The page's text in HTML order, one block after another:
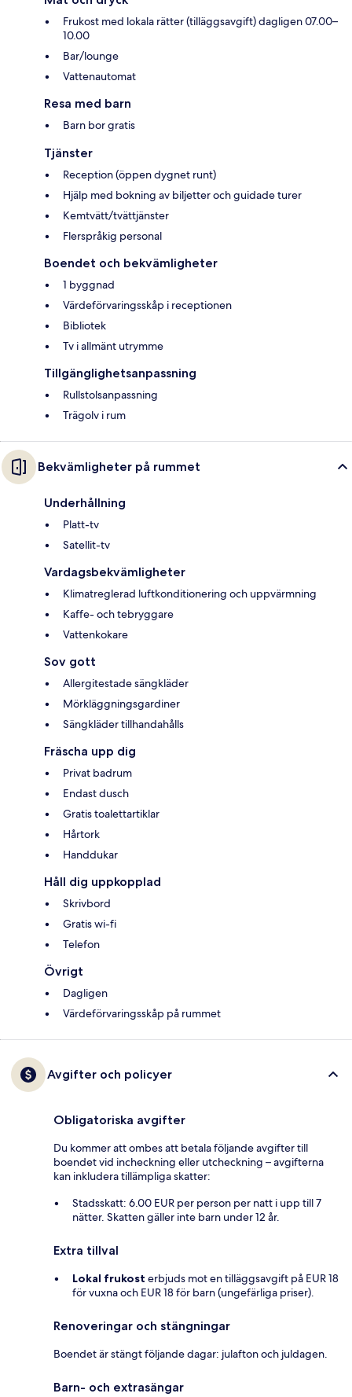
Frukost med lokala rätter (tilläggsavgift) dagligen 07.00–
10.00
Bar/lounge
Vattenautomat
Resa med barn
Barn bor gratis
Tjänster
Reception (öppen dygnet runt)
Hjälp med bokning av biljetter och guidade turer
Kemtvätt/tvättjänster
Flerspråkig personal
Boendet och bekvämligheter
1 byggnad
Värdeförvaringsskåp i receptionen
Bibliotek
Tv i allmänt utrymme
Tillgänglighetsanpassning
Rullstolsanpassning
Trägolv i rum
Bekvämligheter på rummet
Underhållning
Platt-tv
Satellit-tv
Vardagsbekvämligheter
Klimatreglerad luftkonditionering och uppvärmning
Kaffe- och tebryggare
Vattenkokare
Sov gott
Allergitestade sängkläder
Mörkläggningsgardiner
Sängkläder tillhandahålls
Fräscha upp dig
Privat badrum
Endast dusch
Gratis toalettartiklar
Hårtork
Handdukar
Håll dig uppkopplad
Skrivbord
Gratis wi-fi
Telefon
Övrigt
Dagligen
Värdeförvaringsskåp på rummet
Avgifter och policyer
Obligatoriska avgifter
Du kommer att ombes att betala följande avgifter till
boendet vid incheckning eller utcheckning – avgifterna
kan inkludera tillämpliga skatter:
Stadsskatt: 6.00 EUR per person per natt i upp till 7
nätter. Skatten gäller inte barn under 12 år.
Extra tillval
Lokal frukost erbjuds mot en tilläggsavgift på EUR 18
för vuxna och EUR 18 för barn (ungefärliga priser).
Renoveringar och stängningar
Boendet är stängt följande dagar: julafton och juldagen.
Barn- och extrasängar